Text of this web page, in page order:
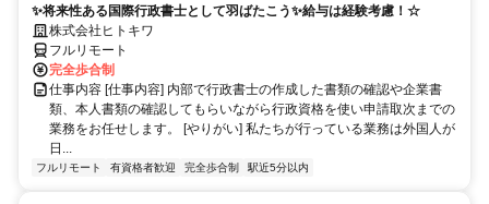
✨将来性ある国際行政書士として羽ばたこう✨給与は経験考慮！☆
株式会社ヒトキワ
フルリモート
完全歩合制
仕事内容 [仕事内容] 内部で行政書士の作成した書類の確認や企業書
類、本人書類の確認してもらいながら行政資格を使い申請取次までの
業務をお任せします。 [やりがい] 私たちが行っている業務は外国人が
日...
フルリモート 有資格者歓迎 完全歩合制 駅近5分以内